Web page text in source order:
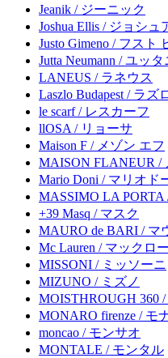
Jeanik / ジーニック
Joshua Ellis / ジョシュ
Justo Gimeno / フスト
Jutta Neumann / ユッ
LANEUS / ラネウス
Laszlo Budapest / ラズ
le scarf / レスカーフ
llOSA / リョーサ
Maison F / メゾン エフ
MAISON FLANEUR /
Mario Doni / マリオド
MASSIMO LA
+39 Masq / マスク
MAURO de BARI / マ
Mc Lauren / マックロ
MISSONI / ミッソーニ
MIZUNO / ミズノ
MOISTHROUGH 360
MONARO firenze / モ
moncao / モンサオ
MONTALE / モンタル